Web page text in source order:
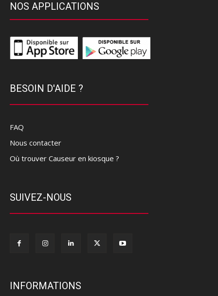
NOS APPLICATIONS
BESOIN D'AIDE ?
FAQ
Nous contacter
Où trouver Causeur en kiosque ?
SUIVEZ-NOUS
INFORMATIONS